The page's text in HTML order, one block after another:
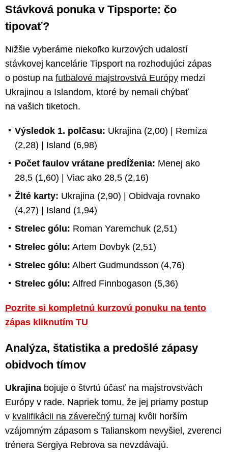
Stávková ponuka v Tipsporte: čo
tipovať?
Nižšie vyberáme niekoľko kurzových udalostí
stávkovej kancelárie Tipsport na rozhodujúci zápas
o postup na futbalové majstrovstvá Európy medzi
Ukrajinou a Islandom, ktoré by nemali chýbať
na vašich tiketoch.
Výsledok 1. polčasu: Ukrajina (2,00) | Remíza
(2,28) | Island (6,98)
Počet faulov vrátane predĺženia: Menej ako
28,5 (1,60) | Viac ako 28,5 (2,16)
Žlté karty: Ukrajina (2,90) | Obidvaja rovnako
(4,27) | Island (1,94)
Strelec gólu: Roman Yaremchuk (2,51)
Strelec gólu: Artem Dovbyk (2,51)
Strelec gólu: Albert Gudmundsson (4,76)
Strelec gólu: Alfred Finnbogason (5,36)
Pozrite si kompletnú kurzovú ponuku na tento
zápas kliknutím TU
Analýza, štatistika a predošlé zápasy
obidvoch tímov
Ukrajina bojuje o štvrtú účasť na majstrovstvách
Európy v rade. Napriek tomu, že jej priamy postup
v kvalifikácii na záverečný turnaj kvôli horším
vzájomným zápasom s Talianskom nevyšiel, zverenci
trénera Sergiya Rebrova sa nevzdávajú.